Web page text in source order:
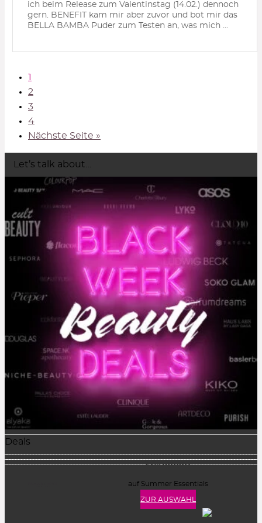
ich beim Release zum Valentinstag (14.02.) dennoch
gern. BENEFIT kam mir aber zuvor und bot mir das
BELLA BAMBA Puder zum Testen an, was mich ...
1
2
3
4
Nächste Seite »
Let’s talk about…
Deals
15% Rabatt
auf Summer Essentials
ZUR AUSWAHL